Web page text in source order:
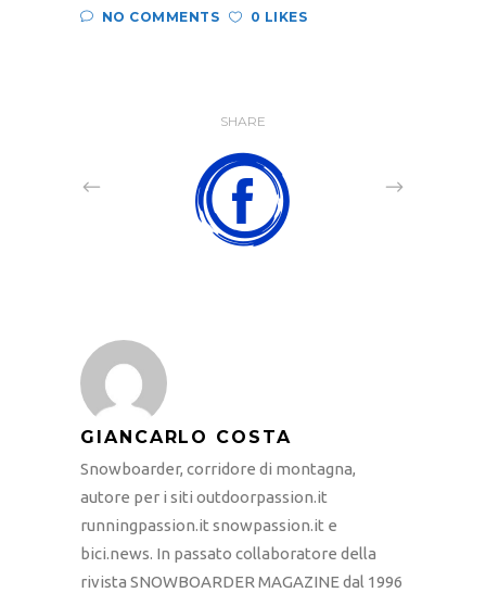
NO COMMENTS
0 LIKES
SHARE
GIANCARLO COSTA
Snowboarder, corridore di montagna,
autore per i siti outdoorpassion.it
runningpassion.it snowpassion.it e
bici.news. In passato collaboratore della
rivista SNOWBOARDER MAGAZINE dal 1996